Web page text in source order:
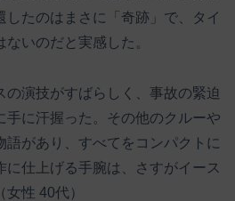
したのはまさに「奇跡」で、タイ
ないのだと実感した。
演技がすばらしく、事故の緊迫
手に汗握った。その他のクルーや
語があり、すべてをコンパクトに
に仕上げる手腕は、さすがイース
性 40代）